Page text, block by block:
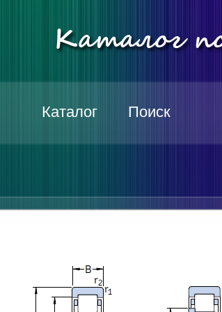
Каталог Поиск